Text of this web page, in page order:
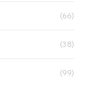
(66)
(38)
(99)